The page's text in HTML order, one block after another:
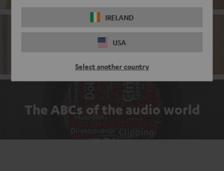
IRELAND
USA
Select another country
Stereo bestsellers
The ABCs of the audio world